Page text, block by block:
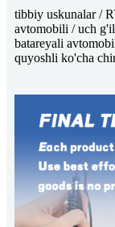
tibbiy uskunalar /
avtomobili / uch
batareyali
quyoshli ko'cha